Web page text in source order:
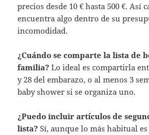
precios desde 10 € hasta 500 €. Así
encuentra algo dentro de su
incomodidad.
¿Cuándo se comparte la lista de
familia? Lo ideal es compartirla
y 28 del embarazo, o al menos 3
baby shower si se organiza uno.
¿Puedo incluir artículos de
lista? Sí, aunque lo más habitual